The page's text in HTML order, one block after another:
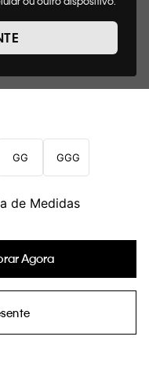
usaremos e quais
os dados
visita nosso site,
do site, incluindo,
o nosso aviso de
GG GGG
de Medidas
Agora